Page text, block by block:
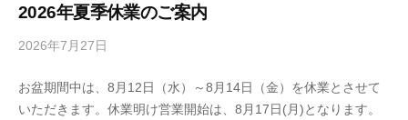
2026年夏季休業のご案内
2026年7月27日
ビ
ル
お盆期間中は、8月12日（水）～8月14日（金）を休業とさせて
いただきます。休業明け営業開始は、8月17日(月)となります。